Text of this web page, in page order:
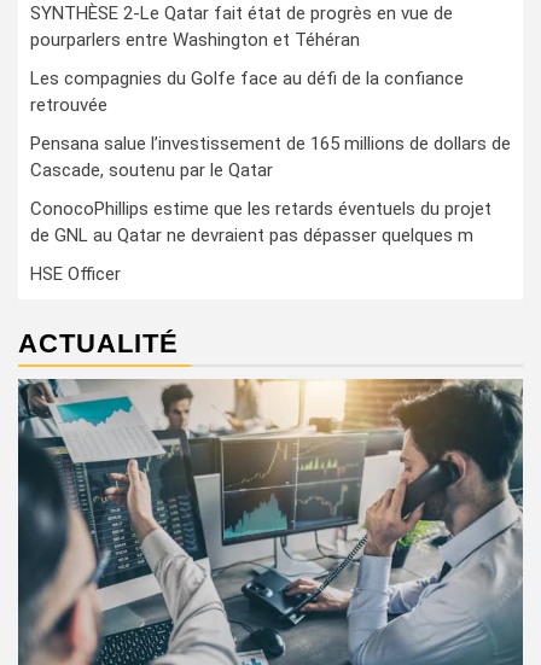
SYNTHÈSE 2-Le Qatar fait état de progrès en vue de
pourparlers entre Washington et Téhéran
Les compagnies du Golfe face au défi de la confiance
retrouvée
Pensana salue l’investissement de 165 millions de dollars de
Cascade, soutenu par le Qatar
ConocoPhillips estime que les retards éventuels du projet
de GNL au Qatar ne devraient pas dépasser quelques m
HSE Officer
ACTUALITÉ